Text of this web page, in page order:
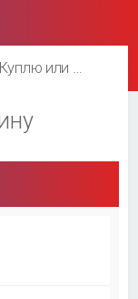
Куплю или продам машину